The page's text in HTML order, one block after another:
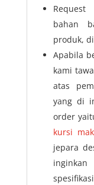
bahan
produk,
Apabila
kami
atas
yang di
order
kursi
jepara